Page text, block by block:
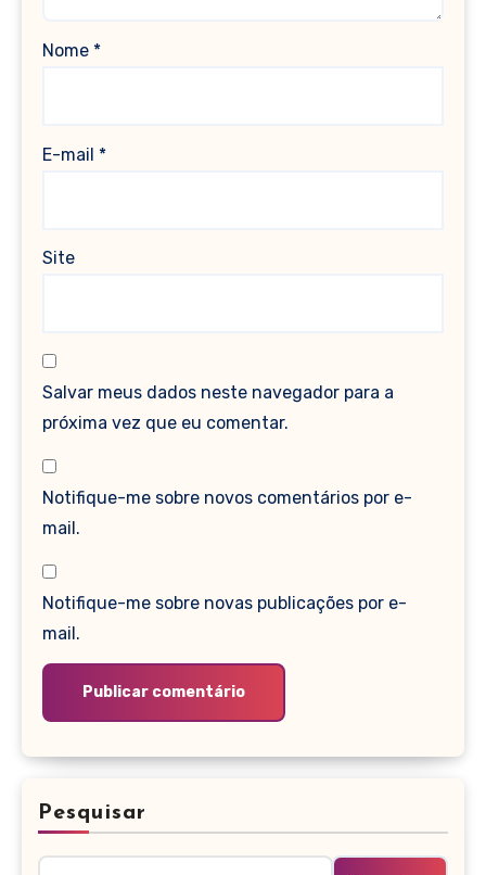
Nome *
E-mail *
Site
Salvar meus dados neste navegador para a
próxima vez que eu comentar.
Notifique-me sobre novos comentários por e-
mail.
Notifique-me sobre novas publicações por e-
mail.
Pesquisar